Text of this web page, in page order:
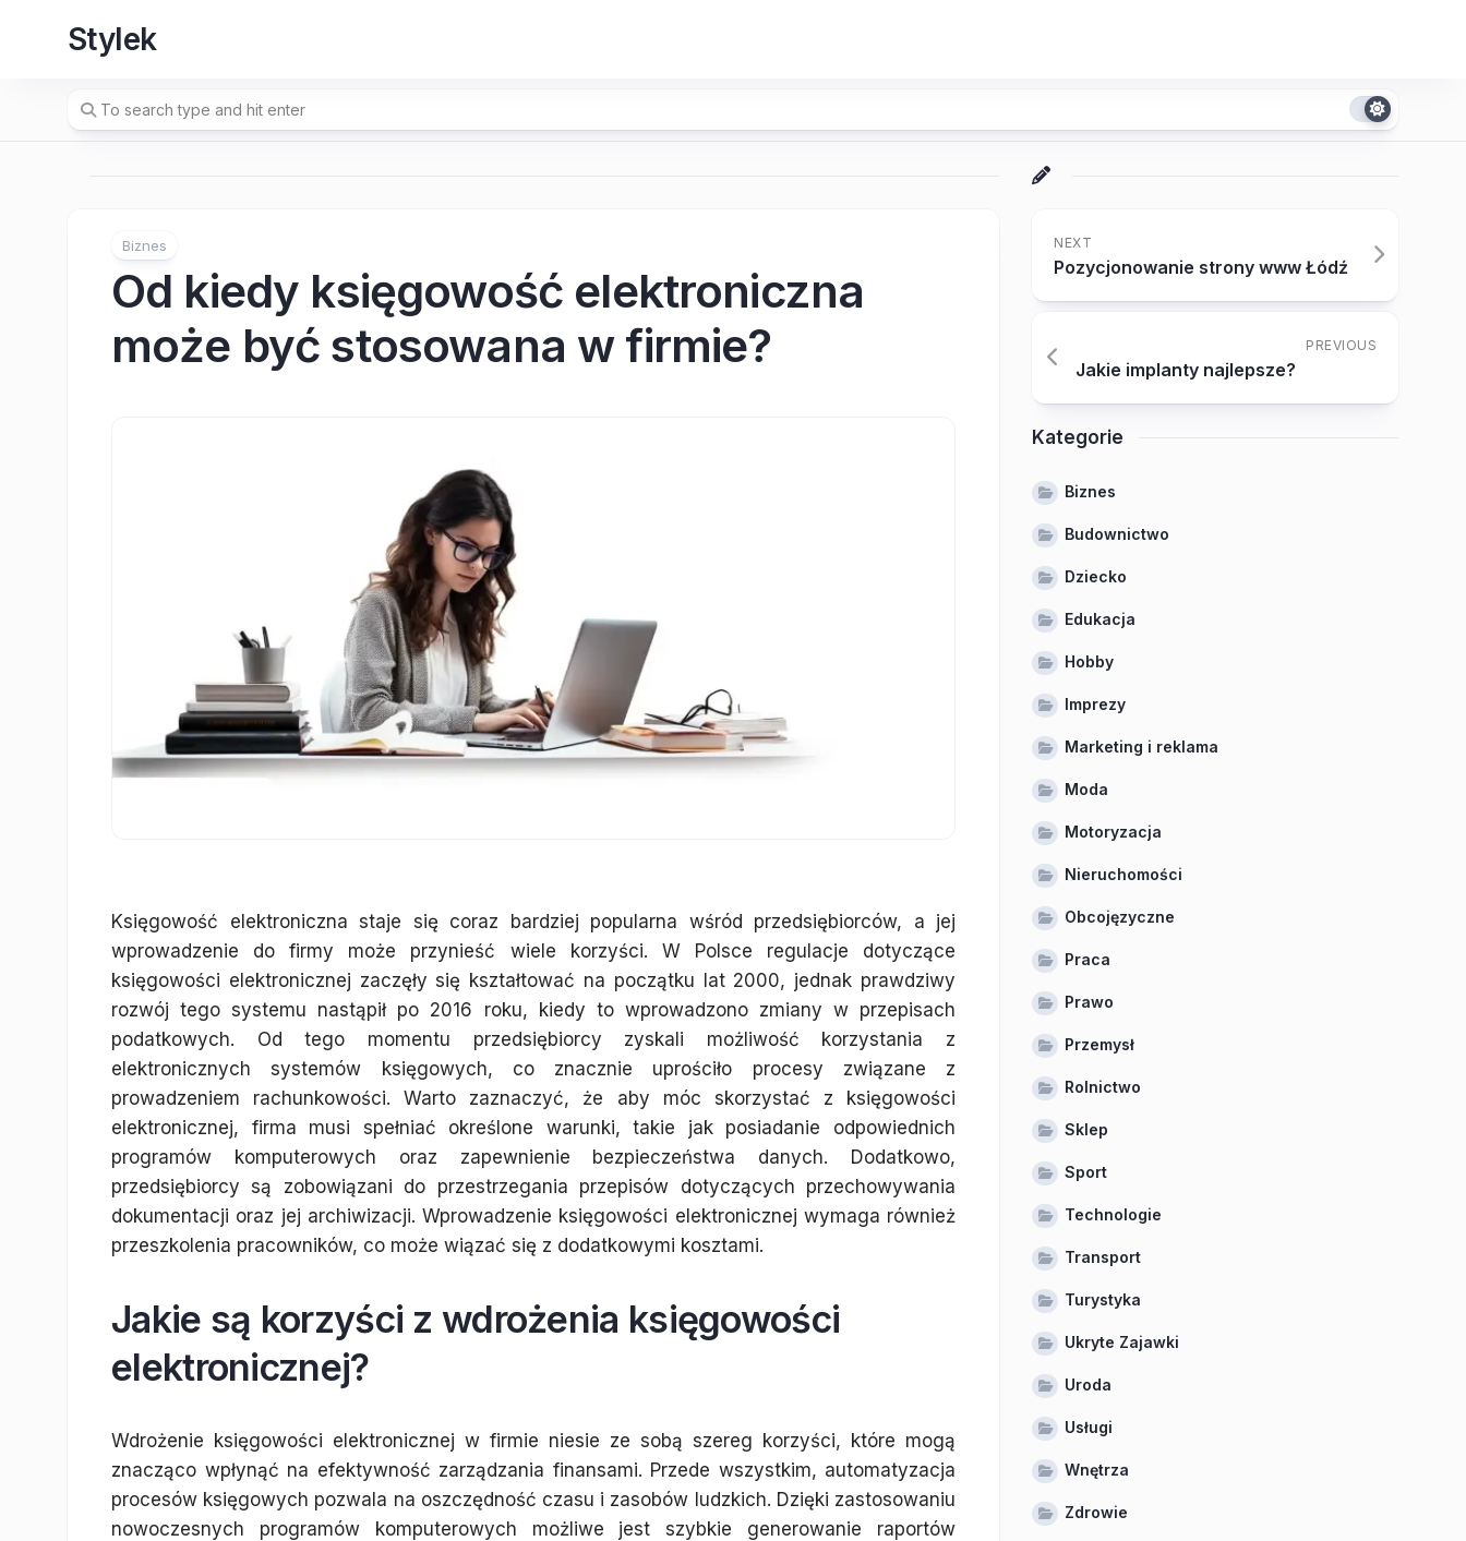
Stylek
Biznes
Od kiedy księgowość elektroniczna
może być stosowana w firmie?
Księgowość elektroniczna staje się coraz bardziej popularna wśród przedsiębiorców, a jej
wprowadzenie do firmy może przynieść wiele korzyści. W Polsce regulacje dotyczące
księgowości elektronicznej zaczęły się kształtować na początku lat 2000, jednak prawdziwy
rozwój tego systemu nastąpił po 2016 roku, kiedy to wprowadzono zmiany w przepisach
podatkowych. Od tego momentu przedsiębiorcy zyskali możliwość korzystania z
elektronicznych systemów księgowych, co znacznie uprościło procesy związane z
prowadzeniem rachunkowości. Warto zaznaczyć, że aby móc skorzystać z księgowości
elektronicznej, firma musi spełniać określone warunki, takie jak posiadanie odpowiednich
programów komputerowych oraz zapewnienie bezpieczeństwa danych. Dodatkowo,
przedsiębiorcy są zobowiązani do przestrzegania przepisów dotyczących przechowywania
dokumentacji oraz jej archiwizacji. Wprowadzenie księgowości elektronicznej wymaga również
przeszkolenia pracowników, co może wiązać się z dodatkowymi kosztami.
Jakie są korzyści z wdrożenia księgowości
elektronicznej?
Wdrożenie księgowości elektronicznej w firmie niesie ze sobą szereg korzyści, które mogą
znacząco wpłynąć na efektywność zarządzania finansami. Przede wszystkim, automatyzacja
procesów księgowych pozwala na oszczędność czasu i zasobów ludzkich. Dzięki zastosowaniu
nowoczesnych programów komputerowych możliwe jest szybkie generowanie raportów
NEXT
Pozycjonowanie strony www Łódź
PREVIOUS
Jakie implanty najlepsze?
Kategorie
Biznes
Budownictwo
Dziecko
Edukacja
Hobby
Imprezy
Marketing i reklama
Moda
Motoryzacja
Nieruchomości
Obcojęzyczne
Praca
Prawo
Przemysł
Rolnictwo
Sklep
Sport
Technologie
Transport
Turystyka
Ukryte Zajawki
Uroda
Usługi
Wnętrza
Zdrowie